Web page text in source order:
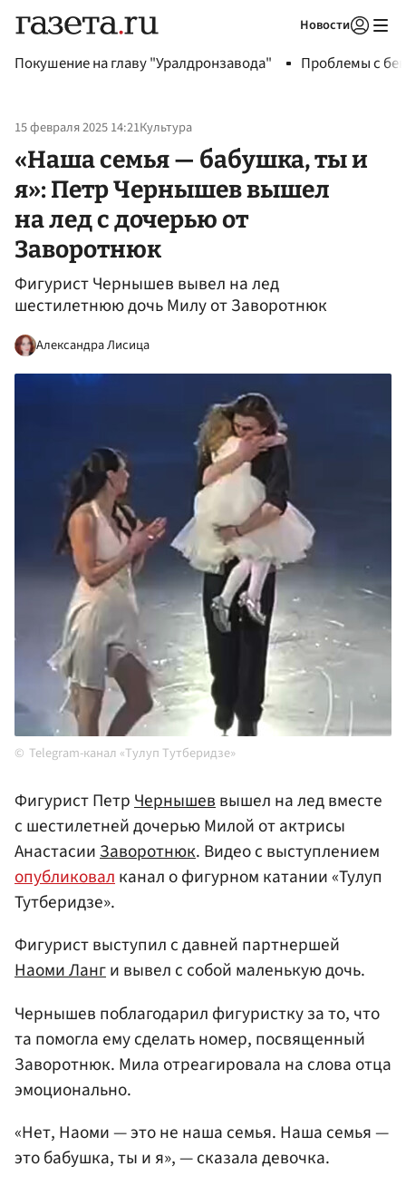
Новости
Покушение на главу "Уралдронзавода" Проблемы с
15 февраля 2025 14:21Культура
«Наша семья — бабушка, ты и
я»: Петр Чернышев вышел
на лед с дочерью от
Заворотнюк
Фигурист Чернышев вывел на лед
шестилетнюю дочь Милу от Заворотнюк
Александра Лисица
Telegram-канал «Тулуп Тутберидзе»
Фигурист ПетрЧернышеввышел на лед вместе
с шестилетней дочерью Милой от актрисы
АнастасииЗаворотнюк. Видео с выступлением
опубликовалканал о фигурном катании «Тулуп
Тутберидзе».
Фигурист выступил с давней партнершей
Наоми Ланги вывел с собой маленькую дочь.
Чернышев поблагодарил фигуристку за то, что
та помогла ему сделать номер, посвященный
Заворотнюк. Мила отреагировала на слова отца
эмоционально.
«Нет, Наоми — это не наша семья. Наша семья —
это бабушка, ты и я», — сказала девочка.